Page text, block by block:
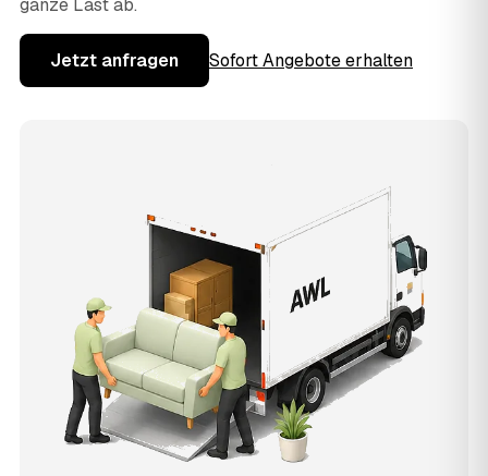
Jetzt anfragen Sofort Angebote erhalten